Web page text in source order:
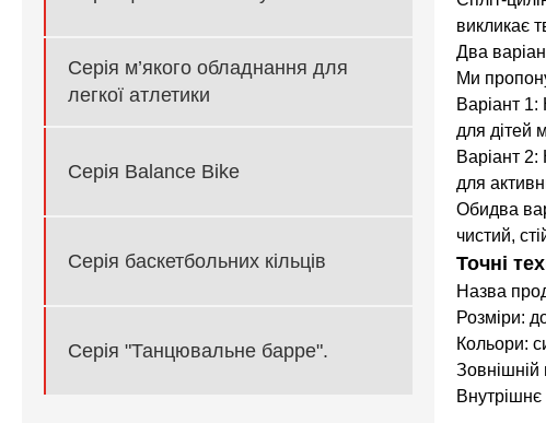
Серія м’якого обладнання для
легкої атлетики
Серія Balance Bike
Серія баскетбольних кільців
Серія "Танцювальне барре".
викликає
Два
Ми
Варіант 1:
для дітей
Варіант 2:
для
Обидва
чистий,
Точні
Назва
Розміри:
Кольори:
Зовнішній
Внутрішнє